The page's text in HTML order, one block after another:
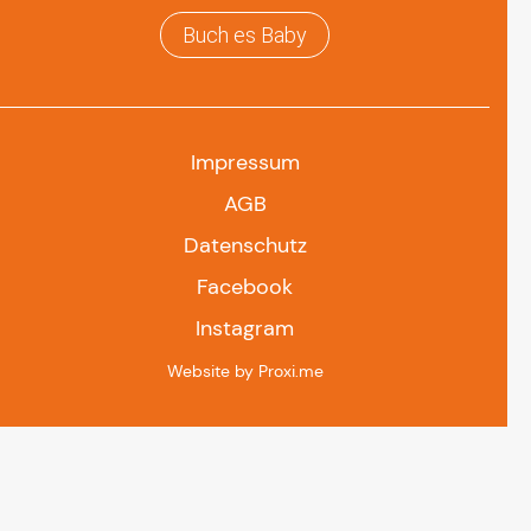
Buch es Baby
Impressum
AGB
Datenschutz
Facebook
Instagram
Website by Proxi.me